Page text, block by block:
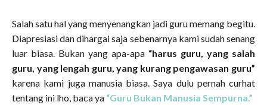
Salah satu hal yang menyenangkan jadi guru memang begitu.
Diapresiasi dan dihargai saja sebenarnya kami sudah senang
luar biasa. Bukan yang apa-apa “harus guru, yang salah
guru, yang lengah guru, yang kurang pengawasan guru”
karena kami juga manusia biasa. Saya dulu pernah curhat
tentang ini lho, baca ya “Guru Bukan Manusia Sempurna.”